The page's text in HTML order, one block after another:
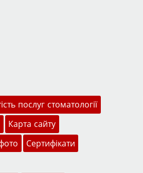
послуг стоматології
Карта сайту
Сертифікати